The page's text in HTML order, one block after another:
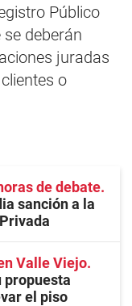
Público
se deberán
juradas
o
de debate
sanción a la
Valle Viejo
propuesta
el piso